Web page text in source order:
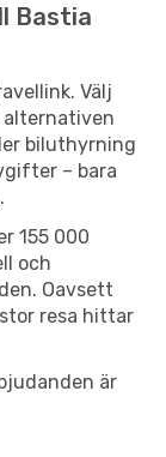
Bastia
Välj
alternativen
biluthyrning
– bara
155 000
och
Oavsett
resa hittar
är